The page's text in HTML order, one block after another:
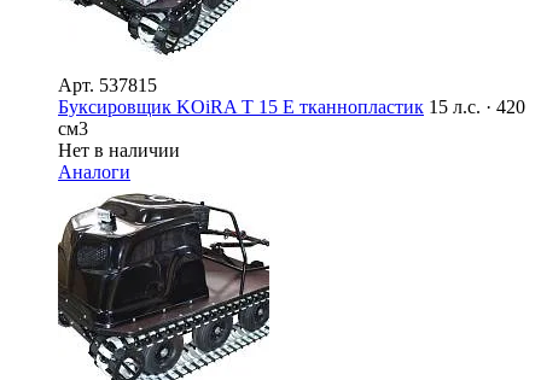
Арт. 537815
Буксировщик KOiRA T 15 E тканнопластик 15 л.с. · 420
см3
Нет в наличии
Аналоги